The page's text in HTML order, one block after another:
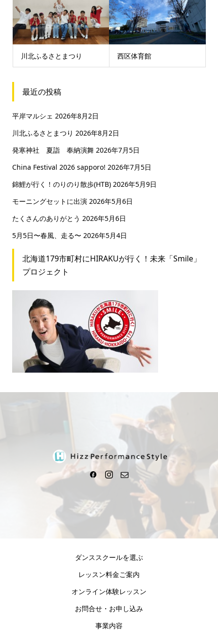
川北ふるさとまつり 西区体育館
最近の投稿
平岸マルシェ 2026年8月2日
川北ふるさとまつり 2026年8月2日
発寒神社 夏詣 奉納演舞 2026年7月5日
China Festival 2026 sapporo! 2026年7月5日
錦鯉が行く！のりのり散歩(HTB) 2026年5月9日
モーニングセットに出演 2026年5月6日
たくさんのありがとう 2026年5月6日
5月5日〜春風、走る〜 2026年5月4日
北海道179市町村にHIRAKUが行く！未来「Smile」
プロジェクト
ダンススクールを選ぶ
レッスン料金ご案内
オンライン体験レッスン
お問合せ・お申し込み
事業内容